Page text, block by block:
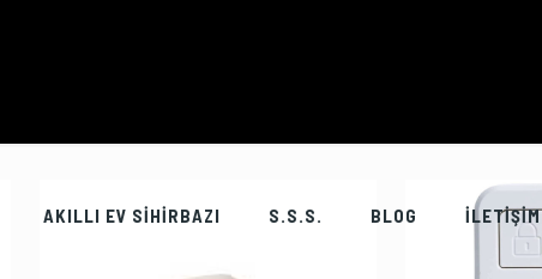
AKILLI EV SİHİRBAZI S.S.S. BLOG İLETİŞİM